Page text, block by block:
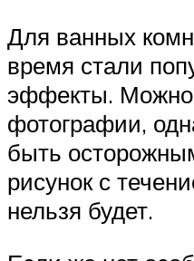
Для ванных
время стали
эффекты. Можно
фотографии,
быть
рисунок с
нельзя будет.